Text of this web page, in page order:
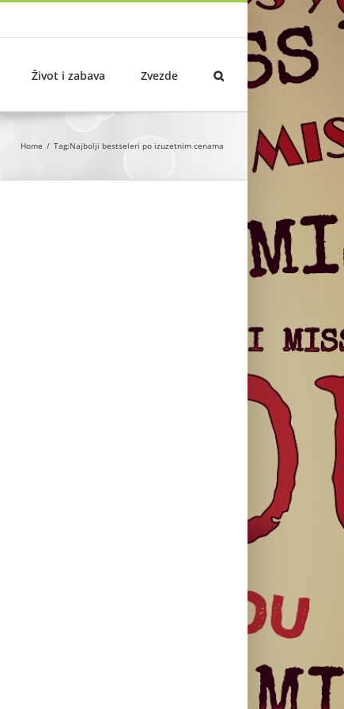
Život i zabava Zvezde
Home Tag:Najbolji bestseleri po izuzetnim cenama